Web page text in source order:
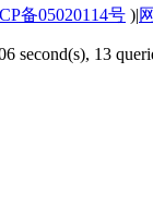
备05020114号 )|
second(s), 13